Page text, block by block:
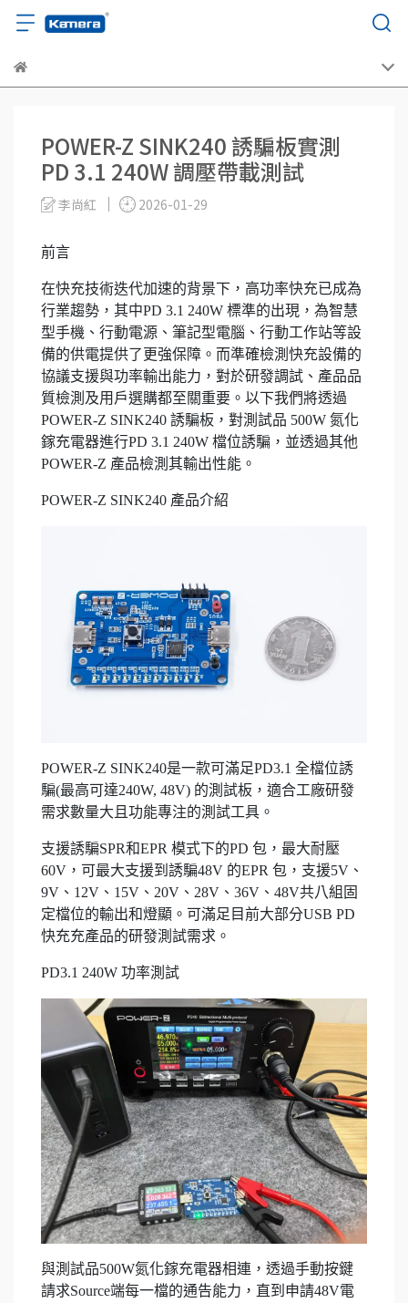
POWER-Z SINK240 誘騙板實測
PD 3.1 240W 調壓帶載測試
李尚紅 2026-01-29
前言
在快充技術迭代加速的背景下，高功率快充已成為
行業趨勢，其中PD 3.1 240W 標準的出現，為智慧
型手機、行動電源、筆記型電腦、行動工作站等設
備的供電提供了更強保障。而準確檢測快充設備的
協議支援與功率輸出能力，對於研發調試、產品品
質檢測及用戶選購都至關重要。以下我們將透過
POWER-Z SINK240 誘騙板，對測試品 500W 氮化
鎵充電器進行PD 3.1 240W 檔位誘騙，並透過其他
POWER-Z 產品檢測其輸出性能。
POWER-Z SINK240 產品介紹
POWER-Z SINK240是一款可滿足PD3.1 全檔位誘
騙(最高可達240W, 48V) 的測試板，適合工廠研發
需求數量大且功能專注的測試工具。
支援誘騙SPR和EPR 模式下的PD 包，最大耐壓
60V，可最大支援到誘騙48V 的EPR 包，支援5V、
9V、12V、15V、20V、28V、36V、48V共八組固
定檔位的輸出和燈顯。可滿足目前大部分USB PD
快充充產品的研發測試需求。
PD3.1 240W 功率測試
與測試品500W氮化鎵充電器相連，透過手動按鍵
請求Source端每一檔的通告能力，直到申請48V電